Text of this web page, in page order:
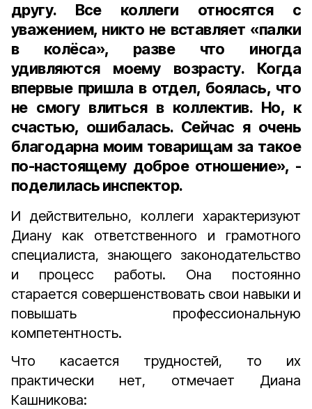
другу. Все коллеги относятся с
уважением, никто не вставляет «палки
в колёса», разве что иногда
удивляются моему возрасту. Когда
впервые пришла в отдел, боялась, что
не смогу влиться в коллектив. Но, к
счастью, ошибалась. Сейчас я очень
благодарна моим товарищам за такое
по-настоящему доброе отношение», -
поделилась инспектор.
И действительно, коллеги характеризуют
Диану как ответственного и грамотного
специалиста, знающего законодательство
и процесс работы. Она постоянно
старается совершенствовать свои навыки и
повышать профессиональную
компетентность.
Что касается трудностей, то их
практически нет, отмечает Диана
Кашникова: